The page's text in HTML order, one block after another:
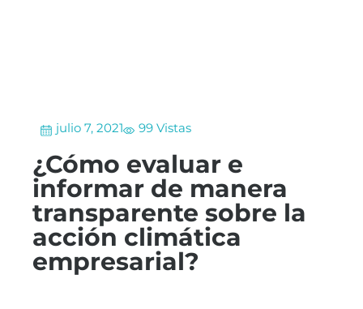
julio 7, 2021 99 Vistas
¿Cómo evaluar e
informar de manera
transparente sobre la
acción climática
empresarial?